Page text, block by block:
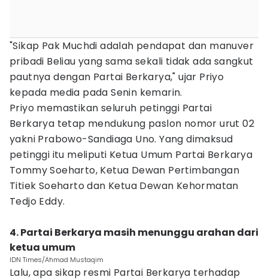
"Sikap Pak Muchdi adalah pendapat dan manuver
pribadi Beliau yang sama sekali tidak ada sangkut
pautnya dengan Partai Berkarya," ujar Priyo
kepada media pada Senin kemarin.
Priyo memastikan seluruh petinggi Partai
Berkarya tetap mendukung paslon nomor urut 02
yakni Prabowo-Sandiaga Uno. Yang dimaksud
petinggi itu meliputi Ketua Umum Partai Berkarya
Tommy Soeharto, Ketua Dewan Pertimbangan
Titiek Soeharto dan Ketua Dewan Kehormatan
Tedjo Eddy.
4. Partai Berkarya masih menunggu arahan dari
ketua umum
IDN Times/Ahmad Mustaqim
Lalu, apa sikap resmi Partai Berkarya terhadap